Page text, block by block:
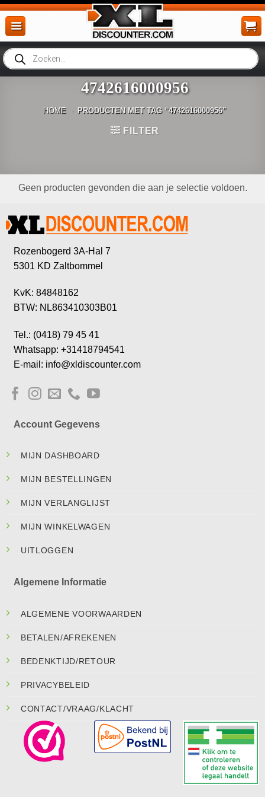
Ga
naar
inhoud
Producten
zoeken
4742616000956
HOME - PRODUCTEN MET TAG “4742616000956”
FILTER
Geen producten gevonden die aan je selectie voldoen.
Rozenbogerd 3A-Hal 7
5301 KD Zaltbommel
KvK: 84848162
BTW: NL863410303B01
Tel.: (0418) 79 45 41
Whatsapp: +31418794541
E-mail: info@xldiscounter.com
Account Gegevens
MIJN DASHBOARD
MIJN BESTELLINGEN
MIJN VERLANGLIJST
MIJN WINKELWAGEN
UITLOGGEN
Algemene Informatie
ALGEMENE VOORWAARDEN
BETALEN/AFREKENEN
BEDENKTIJD/RETOUR
PRIVACYBELEID
CONTACT/VRAAG/KLACHT